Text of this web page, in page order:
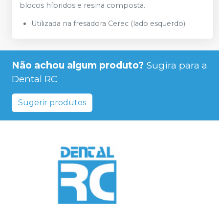
blocos híbridos e resina composta.
Utilizada na fresadora Cerec (lado esquerdo).
Não achou algum produto? Sugira para a
Dental RC
Sugerir produtos